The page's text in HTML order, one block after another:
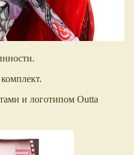
и логотипом Outta